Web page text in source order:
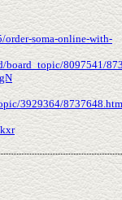
order-soma-online-with-
board_topic/8097541/
3929364/8737648.htm